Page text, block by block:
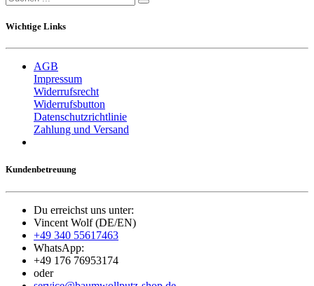
Wichtige Links
AGB
Impressum
Widerrufsrecht
Widerrufsbutton
Datenschutzrichtlinie
Zahlung und Versand
Kundenbetreuung
Du erreichst uns unter:
Vincent Wolf (DE/EN)
+49 340 55617463
WhatsApp:
+49 176 76953174
oder